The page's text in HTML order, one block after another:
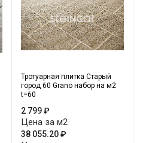
Тротуарная плитка Старый
город 60 Grano набор на м2
t=60
2 799 ₽
Цена за м2
38 055.20 ₽